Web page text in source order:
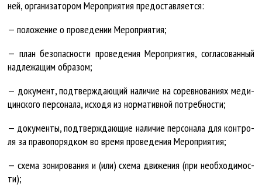
ней, ор­га­ни­за­то­ром Ме­роп­ри­я­тия предо­став­ля­ет­ся:
— по­ло­же­ние о про­ве­де­нии Ме­роп­ри­я­тия;
— план без­опас­нос­ти про­ве­де­ния Ме­роп­ри­я­тия, со­гла­со­ван­ный
над­ле­жа­щим об­ра­зом;
— до­ку­мент, под­тверж­да­ю­щий на­ли­чие на со­рев­но­ва­ни­ях ме­ди­
цин­ско­го пер­со­на­ла, ис­хо­дя из нор­ма­тив­ной по­треб­нос­ти;
— до­ку­мен­ты, под­тверж­да­ю­щие на­ли­чие пер­со­на­ла для кон­тро­
ля за пра­во­по­ряд­ком во вре­мя про­ве­де­ния Ме­роп­ри­я­тия;
— схе­ма зо­ни­ро­ва­ния и (или) схе­ма дви­же­ния (при не­об­хо­ди­мос­
ти);